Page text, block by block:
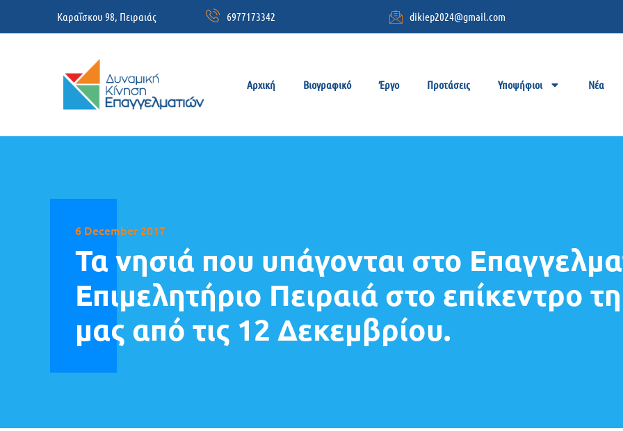
Καραΐσκου 98, Πειραιάς 6977173342 dikiep2024@gmail.com
Αρχική Βιογραφικό Έργο Προτάσεις Υποψήφιοι Νέα
6 December 2017
Τα νησιά που υπάγονται στο
Επιμελητήριο Πειραιά στο επίκεντρο
μας από τις 12 Δεκεμβρίου.